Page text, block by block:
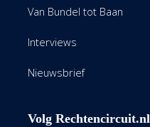
Van Bundel tot Baan
Interviews
Nieuwsbrief
Volg